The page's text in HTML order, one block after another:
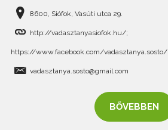
8600, Siófok, Vasúti utca 29.
http://vadasztanyasiofok.hu/;
https://www.facebook.com/vadasztanya.sosto/
vadasztanya.sosto@gmail.com
BŐVEBBEN